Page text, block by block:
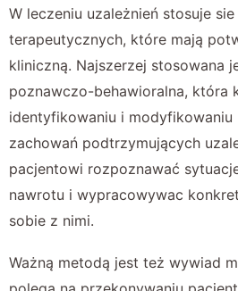
W leczeniu uzależnień stosuje
terapeutycznych, które mają
kliniczną. Najszerzej stosowana
poznawczo-behawioralna, która
identyfikowaniu i modyfikowaniu
zachowań podtrzymujących
pacjentowi rozpoznawać
nawrotu i wypracowywac
sobie z nimi.
Ważną metodą jest też wywiad